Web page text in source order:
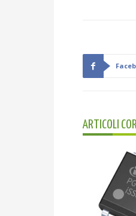
ARTICOLI